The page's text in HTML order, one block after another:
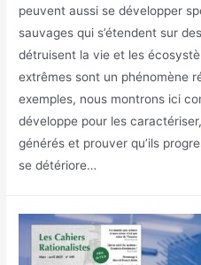
peuvent aussi se développer
sauvages qui s’étendent sur
détruisent la vie et les
extrêmes sont un phénomène
exemples, nous montrons ici
développe pour les
générés et prouver qu’ils
se détériore…